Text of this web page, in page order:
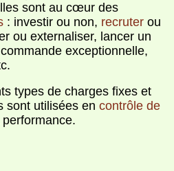
sont au cœur des
: investir ou non, recruter ou
ou externaliser, lancer un
exceptionnelle,
types de charges fixes et
sont utilisées encontrôle de